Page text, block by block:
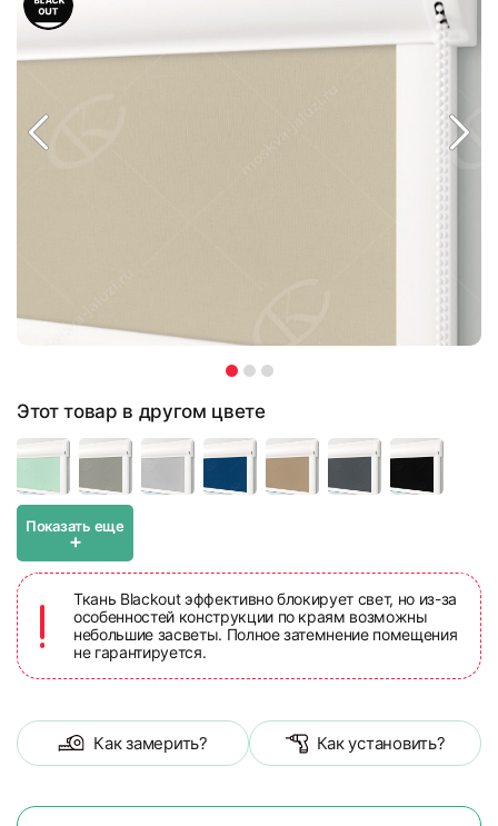
Этот товар в другом цвете
Показать еще
+
Ткань Blackout эффективно блокирует свет, но из-за
особенностей конструкции по краям возможны
небольшие засветы. Полное затемнение помещения
не гарантируется.
Как замерить? Как установить?